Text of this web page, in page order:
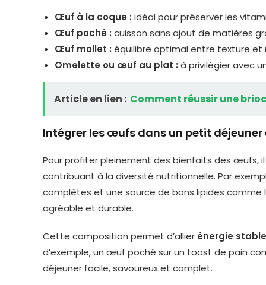
Œuf à la coque : idéal pour préserver les
Œuf poché : cuisson sans ajout de matières
Œuf mollet : équilibre optimal entre texture et
Omelette ou œuf au plat : à privilégier avec
Article en lien : Comment réussir une
Intégrer les œufs dans un petit
Pour profiter pleinement des bienfaits des œufs,
contribuant à la diversité nutritionnelle. Par
complètes et une source de bons lipides comme
agréable et durable.
Cette composition permet d’allier énergie stable
d’exemple, un œuf poché sur un toast de pain
déjeuner facile, savoureux et complet.